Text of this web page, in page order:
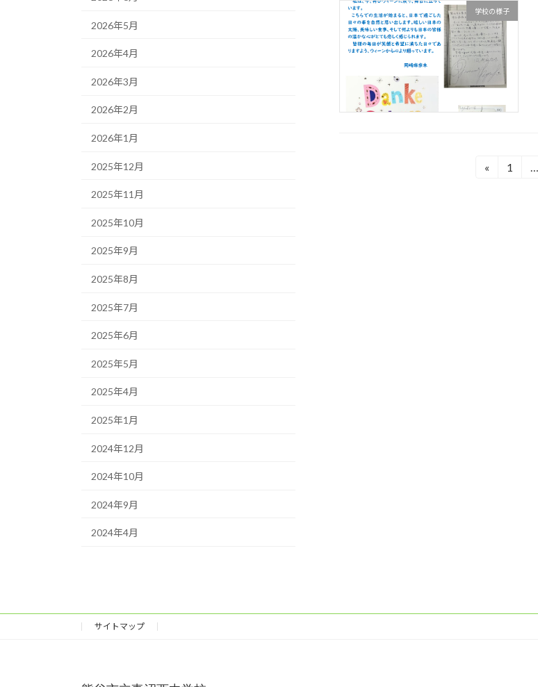
学校の様子
«
固
1
2026年5月
2026年4月
2026年3月
2026年2月
2026年1月
2025年12月
2025年11月
2025年10月
2025年9月
2025年8月
2025年7月
2025年6月
2025年5月
2025年4月
2025年1月
2024年12月
2024年10月
2024年9月
2024年4月
サイトマップ